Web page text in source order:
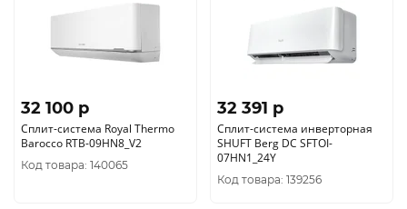
32 100 p
Сплит-система Royal Thermo
Barocco RTB-09HN8_V2
Код товара: 140065
32 391 p
Сплит-система инверторная
SHUFT Berg DC SFTOI-
07HN1_24Y
Код товара: 139256